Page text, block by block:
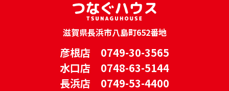
滋賀県長浜市八島町652番地
彦根店 0749-30-3565
水口店 0748-63-5144
長浜店 0749-53-4400